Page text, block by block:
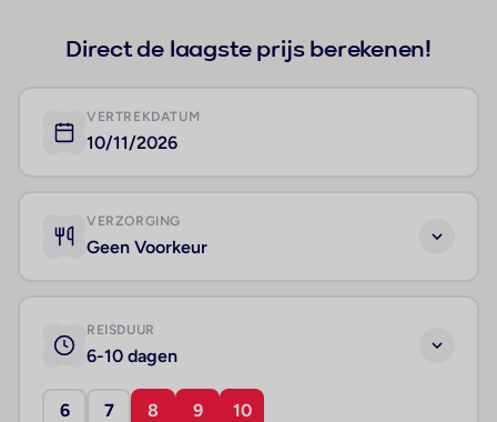
Direct de laagste prijs berekenen!
VERTREKDATUM
10/11/2026
VERZORGING
Geen Voorkeur
REISDUUR
6-10 dagen
6 7 8 9 10